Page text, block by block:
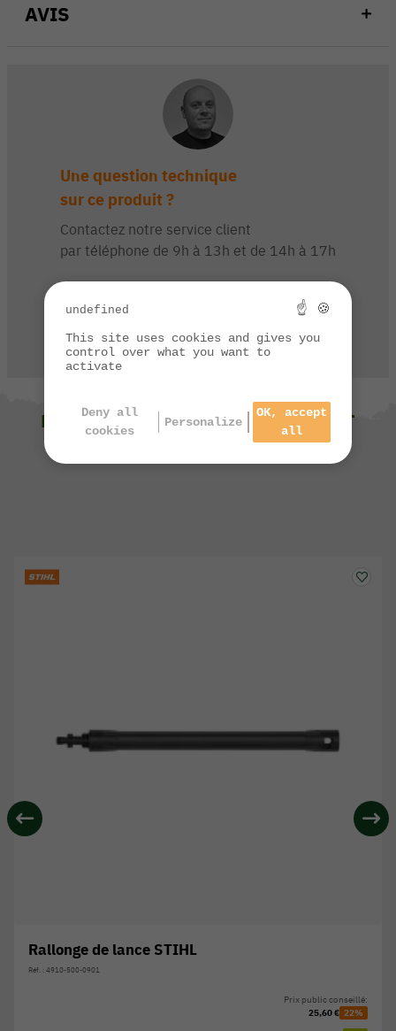
AVIS
Une question technique
sur ce produit ?
Contactez notre service client
par téléphone de 9h à 13h et de 14h à 17h
03 84 44 67 32
CONTACTEZ-NOUS
NOUS VOUS SUGGÉRONS ÉGALEMENT
Rallonge de lance STIHL
Réf. : 4910-500-0901
Prix public conseillé:
25,60 € 22%
undefined ☝ 🍪
This site uses cookies and gives you
control over what you want to
activate
Deny all
cookies
Personalize
OK, accept
all